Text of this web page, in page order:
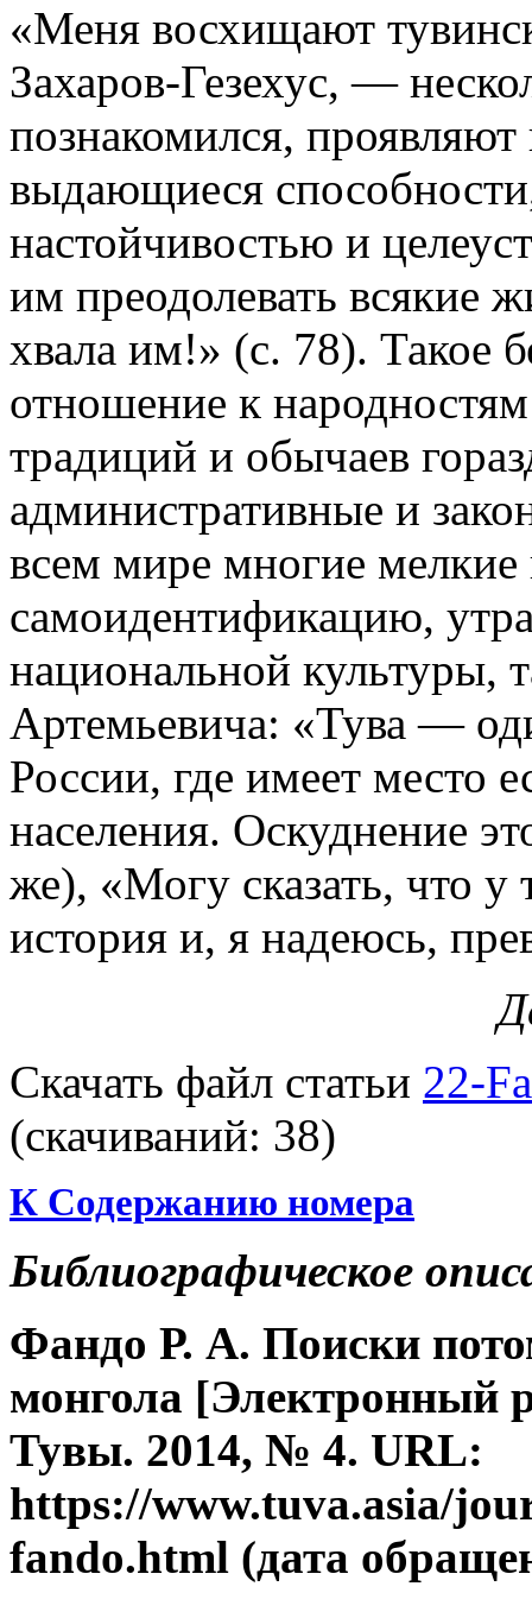
«Меня восхищают
Захаров-Гезехус, —
познакомился, проявляют
выдающиеся
настойчивостью и
им преодолевать всякие
хвала им!» (с. 78). Такое
отношение к
традиций и обычаев
административные и
всем мире многие
самоидентификацию,
национальной культуры,
Артемьевича: «Тува —
России, где имеет место
населения. Оскуднение
же), «Могу сказать, что у
история и, я надеюсь,
Скачать файл статьи 22-
(cкачиваний: 38)
К Содержанию номера
Библиографическое
Фандо Р. А. Поиски
монгола [Электронный
Тувы. 2014, № 4. URL:
https://www.tuva.asia/
fando.html (дата